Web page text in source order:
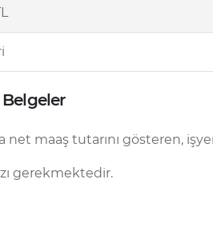
net maaş tutarını gösteren,
gerekmektedir.